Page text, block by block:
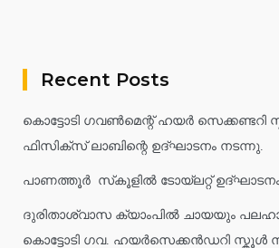
Recent Posts
കൊട്ടോടി ഗവൺമെന്റ് ഹയർ സെക്കണ്ടറി
ഫിസിക്സ് ലാബിന്റെ ഉദ്ഘാടനം നടന്നു.
പാണത്തൂർ സ്‌കൂളിൽ ടോയ്ലറ്റ്
ദുരിതാശ്വാസ ക്യാംപിൽ ചായയും
കൊട്ടോടി ഗവ. ഹയർസെക്കൻഡറി